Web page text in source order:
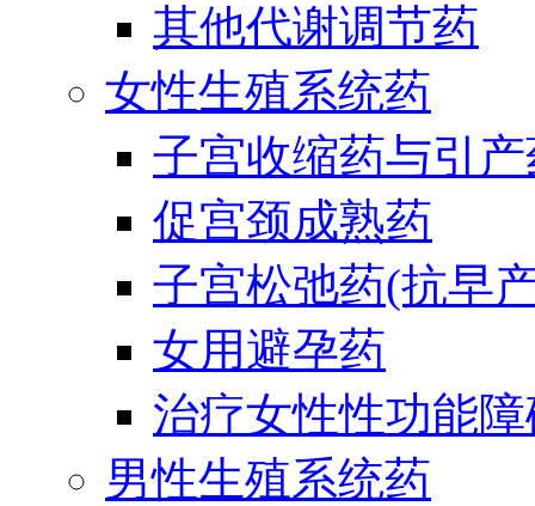
其他代谢调节药
女性生殖系统药
子宫收缩药与引
促宫颈成熟药
子宫松弛药(抗早
女用避孕药
治疗女性性功能
男性生殖系统药